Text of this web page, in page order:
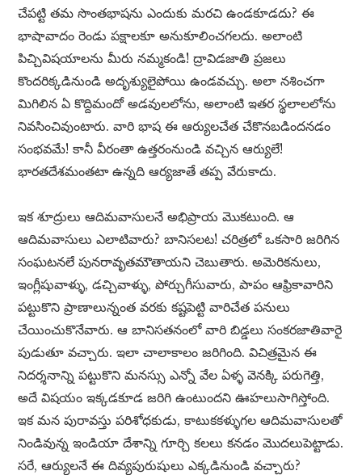
చేపట్టి తమ సొంతభాషను ఎందుకు మరచి ఉండకూడదు? ఈ
భాషావాదం రెండు పక్షాలకూ అనుకూలించగలదు. అలాంటి
పిచ్చివిషయాలను మీరు నమ్మకండి! ద్రావిడజాతి ప్రజలు
కొందరిక్కడినుండి అదృశ్యులైపోయి ఉండవచ్చు. అలా నశించగా
మిగిలిన ఏ కొద్దిమందో అడవులలోను, అలాంటి ఇతర స్థలాలలోను
నివసించివుంటారు. వారి భాష ఈ ఆర్యులచేత చేకొనబడిందనడం
సంభవమే! కానీ వీరంతా ఉత్తరంనుండి వచ్చిన ఆర్యులే!
భారతదేశమంతటా ఉన్నది ఆర్యజాతే తప్ప వేరుకాదు.
ఇక శూద్రులు ఆదిమవాసులనే అభిప్రాయ మొకటుంది. ఆ
ఆదిమవాసులు ఎలాటివారు? బానిసలట! చరిత్రలో ఒకసారి జరిగిన
సంఘటనలే పునరావృతమౌతాయని చెబుతారు. అమెరికనులు,
ఇంగ్లీషువాళ్ళు, డచ్చివాళ్ళు, పోర్చుగీసువారు, పాపం ఆఫ్రికావారిని
పట్టుకొని ప్రాణాలున్నంత వరకు కష్టపెట్టి వారిచేత పనులు
చేయించుకొనేవారు. ఆ బానిసతనంలో వారి బిడ్డలు సంకరజాతివారై
పుడుతూ వచ్చారు. ఇలా చాలాకాలం జరిగింది. విచిత్రమైన ఈ
నిదర్శనాన్ని పట్టుకొని మనస్సు ఎన్నో వేల ఏళ్ళ వెనక్కి పరుగెత్తి,
అదే విషయం ఇక్కడకూడ జరిగి ఉంటుందని ఊహలుసాగిస్తోంది.
ఇక మన పురావస్తు పరిశోధకుడు, కాటుకకళ్ళుగల ఆదిమవాసులతో
నిండివున్న ఇండియా దేశాన్ని గూర్చి కలలు కనడం మొదలుపెట్టాడు.
సరే, ఆర్యులనే ఈ దివ్యపురుషులు ఎక్కడినుండి వచ్చారు?